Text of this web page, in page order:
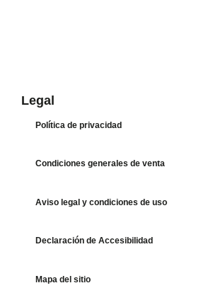
Legal
Política de privacidad
Condiciones generales de venta
Aviso legal y condiciones de uso
Declaración de Accesibilidad
Mapa del sitio